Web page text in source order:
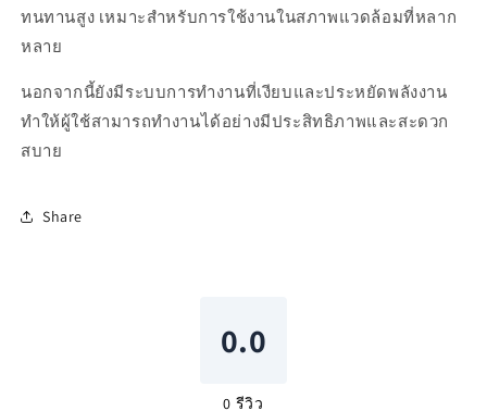
ทนทานสูง เหมาะสำหรับการใช้งานในสภาพแวดล้อมที่หลาก
หลาย
นอกจากนี้ยังมีระบบการทำงานที่เงียบและประหยัดพลังงาน
ทำให้ผู้ใช้สามารถทำงานได้อย่างมีประสิทธิภาพและสะดวก
สบาย
Share
0.0
0 รีวิว